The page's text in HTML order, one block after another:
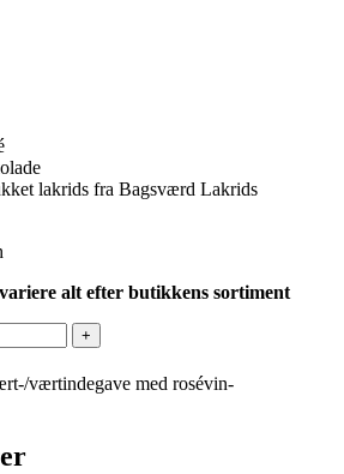
lakrids fra Bagsværd Lakrids
alt efter butikkens sortiment
værtindegave med rosévin-